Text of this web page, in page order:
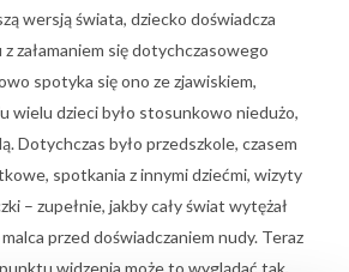
wersją świata, dziecko doświadcza
załamaniem się dotychczasowego
spotyka się ono ze zjawiskiem,
wielu dzieci było stosunkowo niedużo,
Dotychczas było przedszkole, czasem
spotkania z innymi dziećmi, wizyty
– zupełnie, jakby cały świat wytężał
przed doświadczaniem nudy. Teraz
widzenia może to wyglądać tak,